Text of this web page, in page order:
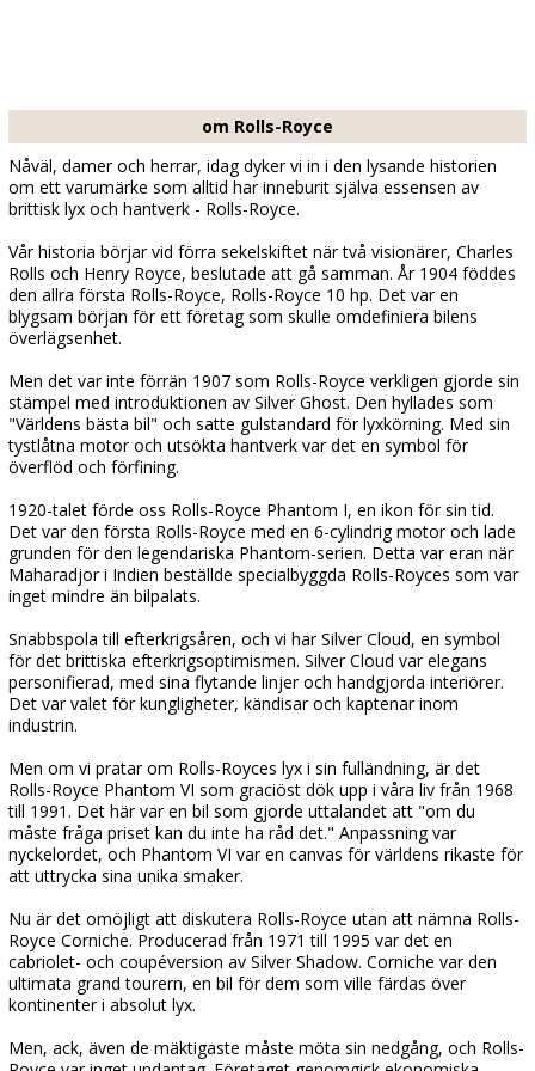
om Rolls-Royce
Nåväl, damer och herrar, idag dyker vi in i den lysande historien
om ett varumärke som alltid har inneburit själva essensen av
brittisk lyx och hantverk - Rolls-Royce.
Vår historia börjar vid förra sekelskiftet när två visionärer, Charles
Rolls och Henry Royce, beslutade att gå samman. År 1904 föddes
den allra första Rolls-Royce, Rolls-Royce 10 hp. Det var en
blygsam början för ett företag som skulle omdefiniera bilens
överlägsenhet.
Men det var inte förrän 1907 som Rolls-Royce verkligen gjorde sin
stämpel med introduktionen av Silver Ghost. Den hyllades som
"Världens bästa bil" och satte gulstandard för lyxkörning. Med sin
tystlåtna motor och utsökta hantverk var det en symbol för
överflöd och förfining.
1920-talet förde oss Rolls-Royce Phantom I, en ikon för sin tid.
Det var den första Rolls-Royce med en 6-cylindrig motor och lade
grunden för den legendariska Phantom-serien. Detta var eran när
Maharadjor i Indien beställde specialbyggda Rolls-Royces som var
inget mindre än bilpalats.
Snabbspola till efterkrigsåren, och vi har Silver Cloud, en symbol
för det brittiska efterkrigsoptimismen. Silver Cloud var elegans
personifierad, med sina flytande linjer och handgjorda interiörer.
Det var valet för kungligheter, kändisar och kaptenar inom
industrin.
Men om vi pratar om Rolls-Royces lyx i sin fulländning, är det
Rolls-Royce Phantom VI som graciöst dök upp i våra liv från 1968
till 1991. Det här var en bil som gjorde uttalandet att "om du
måste fråga priset kan du inte ha råd det." Anpassning var
nyckelordet, och Phantom VI var en canvas för världens rikaste för
att uttrycka sina unika smaker.
Nu är det omöjligt att diskutera Rolls-Royce utan att nämna Rolls-
Royce Corniche. Producerad från 1971 till 1995 var det en
cabriolet- och coupéversion av Silver Shadow. Corniche var den
ultimata grand tourern, en bil för dem som ville färdas över
kontinenter i absolut lyx.
Men, ack, även de mäktigaste måste möta sin nedgång, och Rolls-